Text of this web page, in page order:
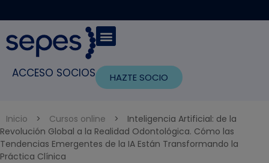
ACCESO SOCIOS HAZTE SOCIO
Inicio > Cursos online >
Inteligencia Artificial: de la
Revolución Global a la Realidad Odontológica. Cómo las
Tendencias Emergentes de la IA Están Transformando la
Práctica Clínica